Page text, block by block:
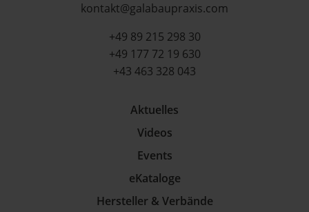
kontakt@galabaupraxis.com
+49 89 215 298 30
+49 177 72 19 630
+43 463 328 043
Aktuelles
Videos
Events
eKataloge
Hersteller & Verbände